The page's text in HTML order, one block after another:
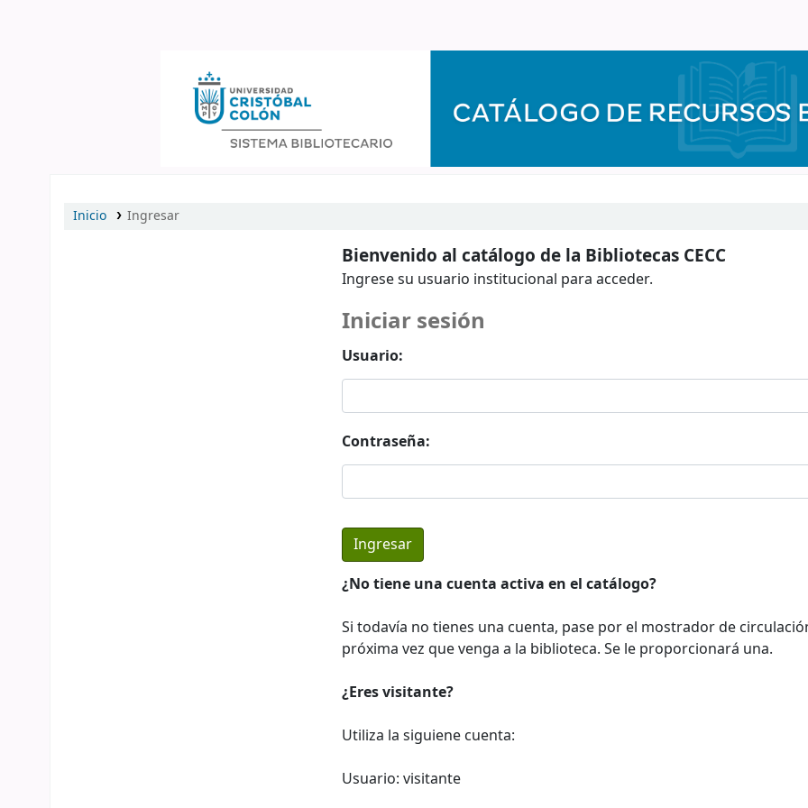
Inicio Ingresar
Bienvenido al catálogo de la Bibliotecas CECC
Ingrese su usuario institucional para acceder.
Iniciar sesión
Usuario:
Contraseña:
¿No tiene una cuenta activa en el catálogo?
Si todavía no tienes una cuenta, pase por el mostrador de
próxima vez que venga a la biblioteca. Se le proporcionará una.
¿Eres visitante?
Utiliza la siguiene cuenta:
Usuario: visitante